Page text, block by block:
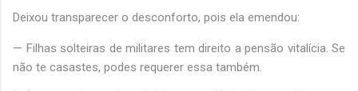
Deixou transparecer o desconforto, pois ela emendou:
— Filhas solteiras de militares tem direito a pensão vitalícia. Se
não te casastes, podes requerer essa também.